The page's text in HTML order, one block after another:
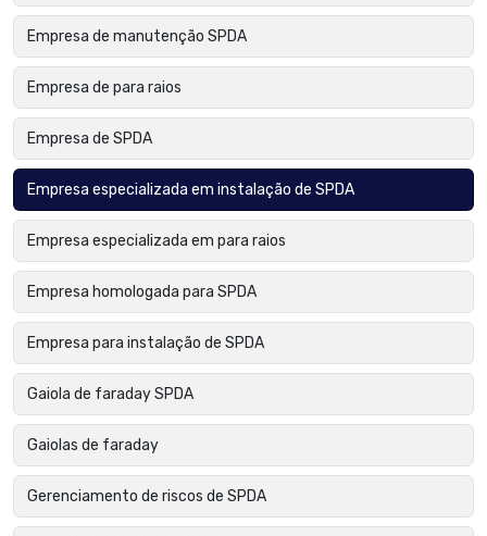
Empresa de manutenção SPDA
Empresa de para raios
Empresa de SPDA
Empresa especializada em instalação de SPDA
Empresa especializada em para raios
Empresa homologada para SPDA
Empresa para instalação de SPDA
Gaiola de faraday SPDA
Gaiolas de faraday
Gerenciamento de riscos de SPDA